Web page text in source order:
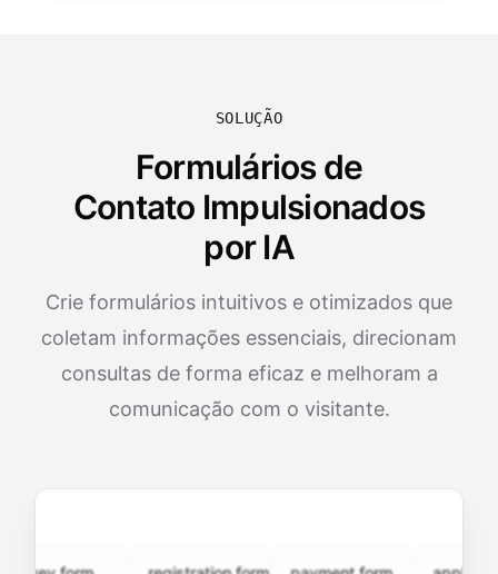
SOLUÇÃO
Formulários de
Contato Impulsionados
por IA
Crie formulários intuitivos e otimizados que
coletam informações essenciais, direcionam
consultas de forma eficaz e melhoram a
comunicação com o visitante.